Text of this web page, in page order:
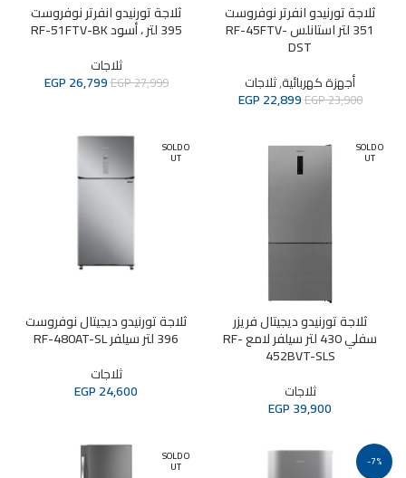
ثلاجة تورنيدو انفرتر نوفروست
351 لتر استانلس RF-45FTV-
DST
أجهزة كهربائية,ثلاجات
EGP23,900
EGP22,899
ثلاجة تورنيدو انفرتر نوفروست
395 لتر ، أسود RF-51FTV-BK
ثلاجات
EGP27,999
EGP26,799
SOLD O
UT
ثلاجة تورنيدو ديجيتال فريزر
سفلي 430 لتر سيلفر لامع RF-
452BVT-SLS
ثلاجات
EGP39,900
SOLD O
UT
ثلاجة تورنيدو ديجيتال نوفروست
396 لتر سيلفر RF-480AT-SL
ثلاجات
EGP24,600
-7%
SOLD O
UT